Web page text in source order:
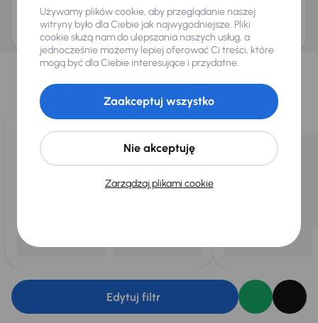
ani zagwarantowaną dostępnością pojazdu. AURES Holdings a.s., z siedzibą
Dopraváků 874/15, Čimice, 184 00 Praga 8, będzie przechowywać i przetwarzać
Twoje dane osobowe zgodnie z zasadami ochrony i przetwarzaniadanych
osobowych
Wybraliśmy dla Ciebie
Wybieramy dla Ciebienajlepsze pojazdyz naszej oferty. Kupimy
dla Ciebiedo 400 pojazdówkażdego dnia.
Edytuj filtr
Używamy plików cookie, aby przeglądanie naszej
witryny było dla Ciebie jak najwygodniejsze. Pliki
cookie służą nam do ulepszania naszych usług, a
jednocześnie możemy lepiej oferować Ci treści, które
mogą być dla Ciebie interesujące i przydatne.
Zarządzaj plikami cookie
Nie akceptuję
Zaakceptuj wszystko